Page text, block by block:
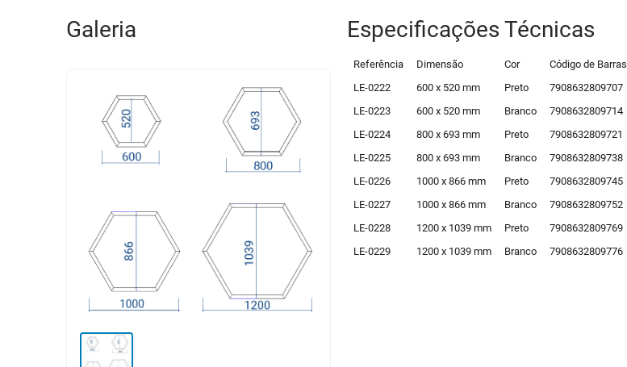
Galeria Especificações Técnicas
Referência Dimensão Cor
Código de Barras
LE-0222
600 x 520 mm Preto
7908632809707
LE-0223
600 x 520 mm Branco
7908632809714
LE-0224
800 x 693 mm Preto
7908632809721
LE-0225
800 x 693 mm Branco
7908632809738
LE-0226
1000 x 866 mm Preto
7908632809745
LE-0227
1000 x 866 mm Branco
7908632809752
LE-0228
1200 x 1039 mm Preto
7908632809769
LE-0229
1200 x 1039 mm Branco 7908632809776